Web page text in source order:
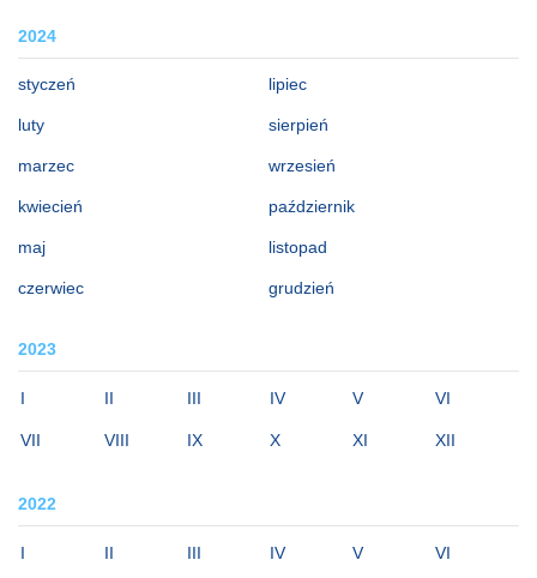
2024
styczeń
luty
marzec
kwiecień
maj
czerwiec
lipiec
sierpień
wrzesień
październik
listopad
grudzień
2023
I II III IV V VI
VII VIII IX X XI XII
2022
I II III IV V VI